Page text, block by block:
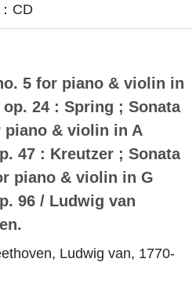
CD
5 for piano & violin in
op. 24 : Spring ; Sonata
piano & violin in A
47 : Kreutzer ; Sonata
piano & violin in G
96 / Ludwig van
Ludwig van, 1770-